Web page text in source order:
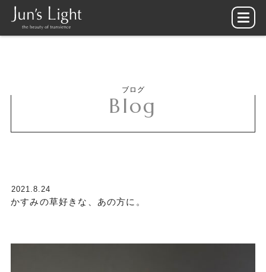
ブログ
Blog
2021.8.24
かすみの草好きな、あの方に。